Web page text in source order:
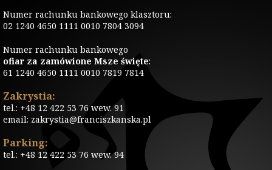
Numer rachunku bankowego klasztoru:
02 1240 4650 1111 0010 7804 3094
Numer rachunku bankowego
ofiar za zamówione Msze święte:
61 1240 4650 1111 0010 7819 7814
Zakrystia:
tel.: +48 12 422 53 76 wew. 91
email: zakrystia@franciszkanska.pl
Parking:
tel.: +48 12 422 53 76 wew. 94